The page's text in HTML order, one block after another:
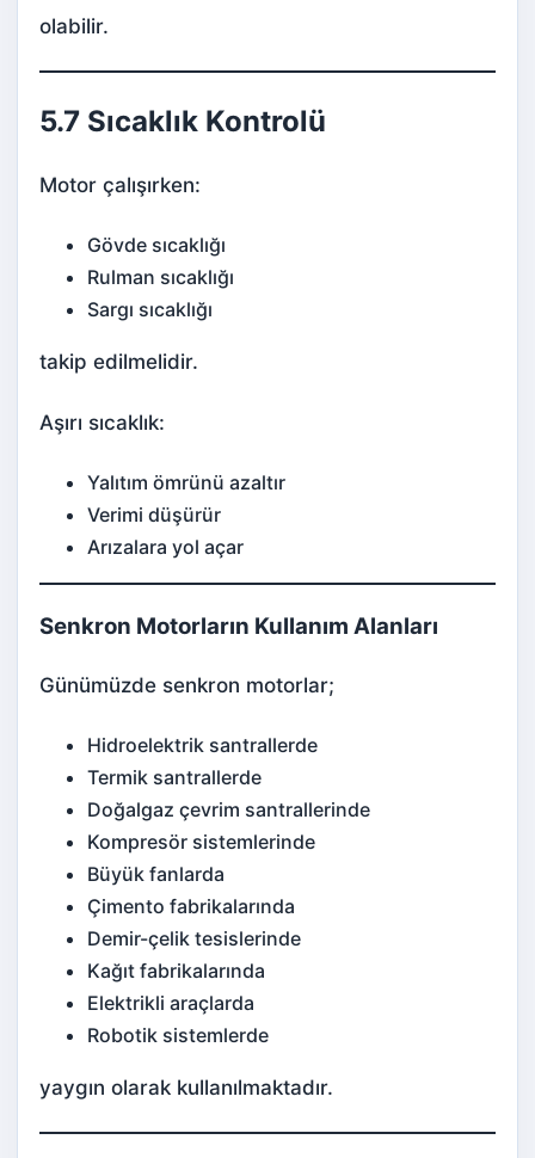
olabilir.
5.7 Sıcaklık Kontrolü
Motor çalışırken:
Gövde sıcaklığı
Rulman sıcaklığı
Sargı sıcaklığı
takip edilmelidir.
Aşırı sıcaklık:
Yalıtım ömrünü azaltır
Verimi düşürür
Arızalara yol açar
Senkron Motorların Kullanım Alanları
Günümüzde senkron motorlar;
Hidroelektrik santrallerde
Termik santrallerde
Doğalgaz çevrim santrallerinde
Kompresör sistemlerinde
Büyük fanlarda
Çimento fabrikalarında
Demir-çelik tesislerinde
Kağıt fabrikalarında
Elektrikli araçlarda
Robotik sistemlerde
yaygın olarak kullanılmaktadır.